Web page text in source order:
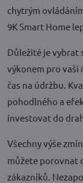
chytrým
9K Smart Home
Důležité je vybrat
výkonem pro vaši
čas na údržbu.
pohodlného a
investovat do
Všechny výše
můžete porovnat
zákazníků.